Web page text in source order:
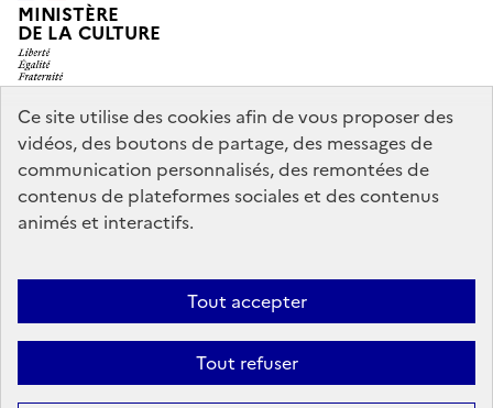
Ce site utilise des cookies afin de vous proposer des
vidéos, des boutons de partage, des messages de
communication personnalisés, des remontées de
contenus de plateformes sociales et des contenus
animés et interactifs.
Tout accepter
Tout refuser
MINISTÈRE
DE LA CULTURE
legifrance.gouv.fr
info.gouv.fr
service-public.gouv.fr
data.gouv.fr
Mentions légales